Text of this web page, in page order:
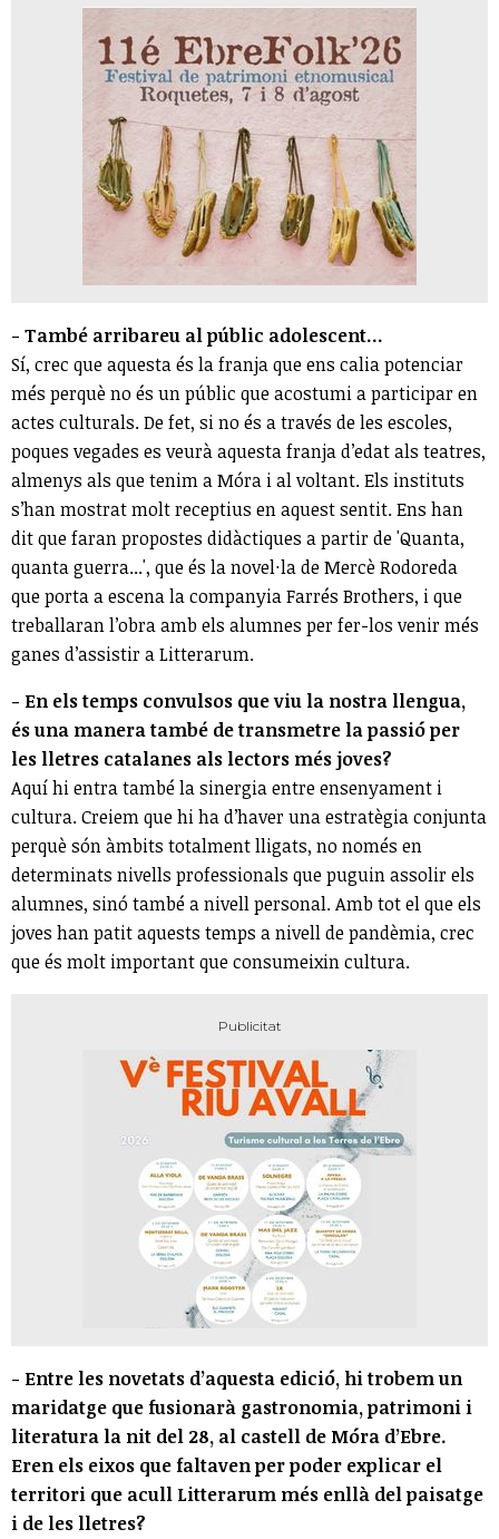
- També arribareu al públic adolescent...
Sí, crec que aquesta és la franja que ens calia potenciar
més perquè no és un públic que acostumi a participar en
actes culturals. De fet, si no és a través de les escoles,
poques vegades es veurà aquesta franja d’edat als teatres,
almenys als que tenim a Móra i al voltant. Els instituts
s’han mostrat molt receptius en aquest sentit. Ens han
dit que faran propostes didàctiques a partir de 'Quanta,
quanta guerra...', que és la novel·la de Mercè Rodoreda
que porta a escena la companyia Farrés Brothers, i que
treballaran l’obra amb els alumnes per fer-los venir més
ganes d’assistir a Litterarum.
- En els temps convulsos que viu la nostra llengua,
és una manera també de transmetre la passió per
les lletres catalanes als lectors més joves?
Aquí hi entra també la sinergia entre ensenyament i
cultura. Creiem que hi ha d’haver una estratègia conjunta
perquè són àmbits totalment lligats, no només en
determinats nivells professionals que puguin assolir els
alumnes, sinó també a nivell personal. Amb tot el que els
joves han patit aquests temps a nivell de pandèmia, crec
que és molt important que consumeixin cultura.
- Entre les novetats d’aquesta edició, hi trobem un
maridatge que fusionarà gastronomia, patrimoni i
literatura la nit del 28, al castell de Móra d’Ebre.
Eren els eixos que faltaven per poder explicar el
territori que acull Litterarum més enllà del paisatge
i de les lletres?